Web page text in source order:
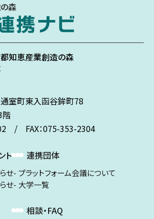
森
知恵産業創造の森
室町東入函谷鉾町78
階
/ FAX：075-353-2304
ト
せ
せ
連携団体
プラットフォーム会議について
大学一覧
相談・FAQ